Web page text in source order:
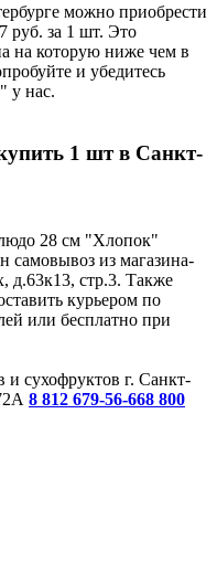
можно приобрести
руб. за 1 шт. Это
на которую ниже чем в
и убедитесь
у нас.
1 шт в Санкт-
28 см "Хлопок"
самовывоз из магазина-
д.63к13, стр.3. Также
курьером по
или бесплатно при
г. Санкт-
8 812 679-56-668 800